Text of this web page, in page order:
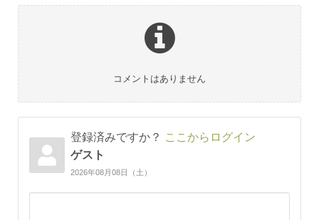
コメントはありません
登録済みですか？ ここからログイン
ゲスト
2026年08月08日（土）